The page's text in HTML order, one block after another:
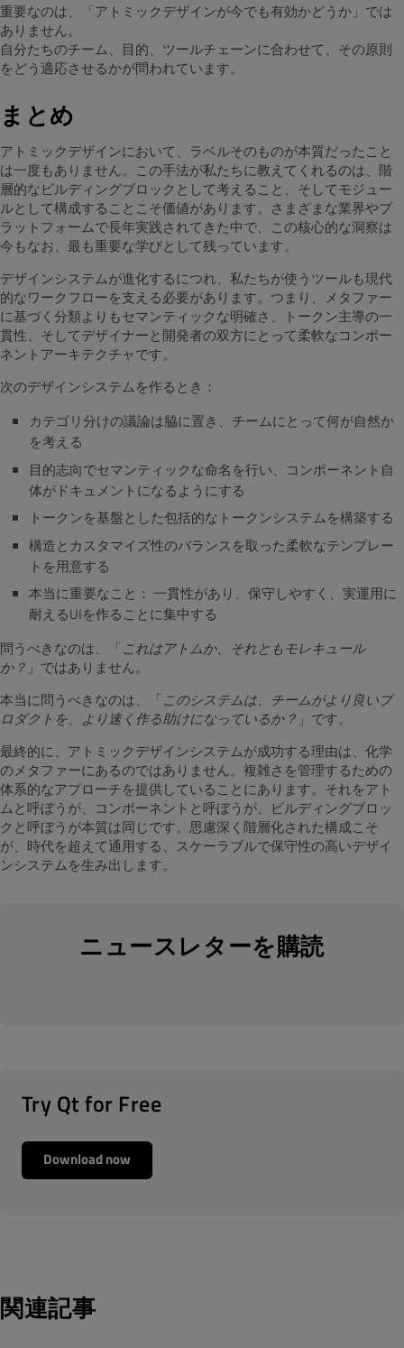
重要なのは、「アトミックデザインが今でも有効かどうか」では
ありません。
自分たちのチーム、目的、ツールチェーンに合わせて、その原則
をどう適応させるかが問われています。
まとめ
アトミックデザインにおいて、ラベルそのものが本質だったこと
は一度もありません。この手法が私たちに教えてくれるのは、階
層的なビルディングブロックとして考えること、そしてモジュー
ルとして構成することこそ価値があります。さまざまな業界やプ
ラットフォームで長年実践されてきた中で、この核心的な洞察は
今もなお、最も重要な学びとして残っています。
デザインシステムが進化するにつれ、私たちが使うツールも現代
的なワークフローを支える必要があります。つまり、メタファー
に基づく分類よりもセマンティックな明確さ、トークン主導の一
貫性、そしてデザイナーと開発者の双方にとって柔軟なコンポー
ネントアーキテクチャです。
次のデザインシステムを作るとき：
カテゴリ分けの議論は脇に置き、チームにとって何が自然か
を考える
目的志向でセマンティックな命名を行い、コンポーネント自
体がドキュメントになるようにする
トークンを基盤とした包括的なトークンシステムを構築する
構造とカスタマイズ性のバランスを取った柔軟なテンプレー
トを用意する
本当に重要なこと： 一貫性があり、保守しやすく、実運用に
耐えるUIを作ることに集中する
問うべきなのは、「これはアトムか、それともモレキュール
か？ 」ではありません。
本当に問うべきなのは、「このシステムは、チームがより良いプ
ロダクトを、より速く作る助けになっているか？ 」です。
最終的に、アトミックデザインシステムが成功する理由は、化学
のメタファーにあるのではありません。複雑さを管理するための
体系的なアプローチを提供していることにあります。それをアト
ムと呼ぼうが、コンポーネントと呼ぼうが、ビルディングブロッ
クと呼ぼうが本質は同じです。思慮深く階層化された構成こそ
が、時代を超えて通用する、スケーラブルで保守性の高いデザイ
ンシステムを生み出します。
ニュースレターを購読
Try Qt for Free
Download now
関連記事